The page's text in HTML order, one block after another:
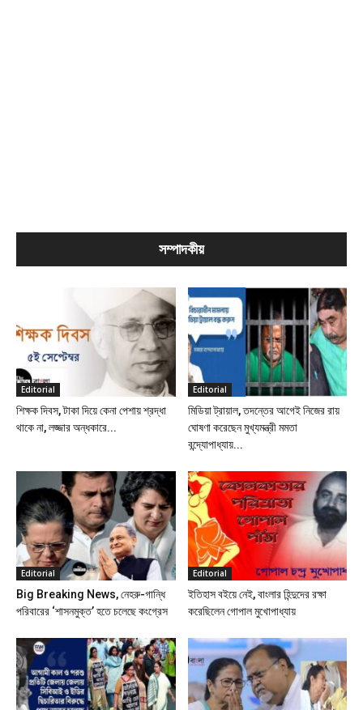
সম্পাদকীয়
Editorial
শিক্ষক দিবস, টাকা দিয়ে কেনা পেশায় শ্রদ্ধা
থাকে না, লজ্জার অন্ধকারে...
Editorial
মিডিয়া ট্রায়াল, তদন্তের আগেই নিজের রায়
ঘোষণা করেছেন মুখ্যমন্ত্রী মমতা
বন্দ্যোপাধ্যায়...
Editorial
Big Breaking News, নেহরু-গান্ধি
পরিবারের ‘শাসনমুক্ত’ হতে চলেছে কংগ্রেস
Editorial
ইতিহাস বইয়ে নেই, বাংলার হিন্দুদের রক্ষা
করেছিলেন গোপাল মুখোপাধ্যায়